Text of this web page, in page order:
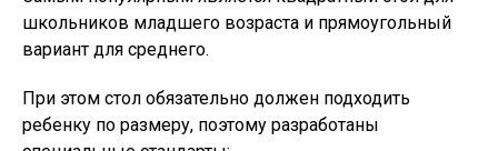
школьников младшего возраста и прямоугольный
вариант для среднего.
При этом стол обязательно должен подходить
ребенку по размеру, поэтому разработаны